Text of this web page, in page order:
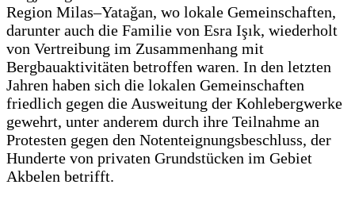
Region Milas–Yatağan, wo lokale Gemeinschaften,
darunter auch die Familie von Esra Işık, wiederholt
von Vertreibung im Zusammenhang mit
Bergbauaktivitäten betroffen waren. In den letzten
Jahren haben sich die lokalen Gemeinschaften
friedlich gegen die Ausweitung der Kohlebergwerke
gewehrt, unter anderem durch ihre Teilnahme an
Protesten gegen den Notenteignungsbeschluss, der
Hunderte von privaten Grundstücken im Gebiet
Akbelen betrifft.